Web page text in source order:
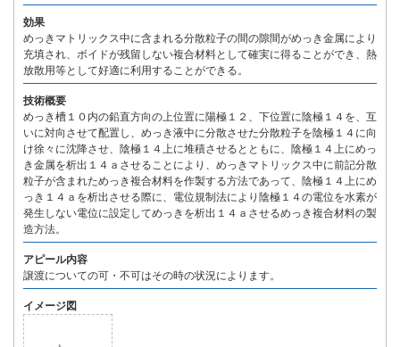
効果
めっきマトリックス中に含まれる分散粒子の間の隙間がめっき金属により
充填され、ボイドが残留しない複合材料として確実に得ることができ、熱
放散用等として好適に利用することができる。
技術概要
めっき槽１０内の鉛直方向の上位置に陽極１２、下位置に陰極１４を、互
いに対向させて配置し、めっき液中に分散させた分散粒子を陰極１４に向
け徐々に沈降させ、陰極１４上に堆積させるとともに、陰極１４上にめっ
き金属を析出１４ａさせることにより、めっきマトリックス中に前記分散
粒子が含まれためっき複合材料を作製する方法であって、陰極１４上にめ
っき１４ａを析出させる際に、電位規制法により陰極１４の電位を水素が
発生しない電位に設定してめっきを析出１４ａさせるめっき複合材料の製
造方法。
アピール内容
譲渡についての可・不可はその時の状況によります。
イメージ図